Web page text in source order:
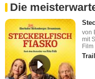
Die
von
mit